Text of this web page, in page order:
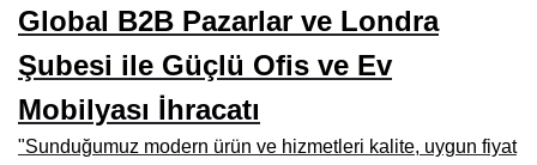
Diyarbakır Mobilyacılar, Mobilya Firmaları, İmalatçıları
Şanlıurfa Mobilyacılar, Mobilya Mağazaları, Firmaları
Trabzon Mobilyacılar, Mobilya İmalatçıları, Mağazaları
Erzurum Mobilyacılar, Mobilya İmalatçıları, Mağazaları
Global B2B Pazarlar ve Londra
Şubesi ile Güçlü Ofis ve Ev
Mobilyası İhracatı
"Sunduğumuz modern ürün ve hizmetleri kalite, uygun fiyat